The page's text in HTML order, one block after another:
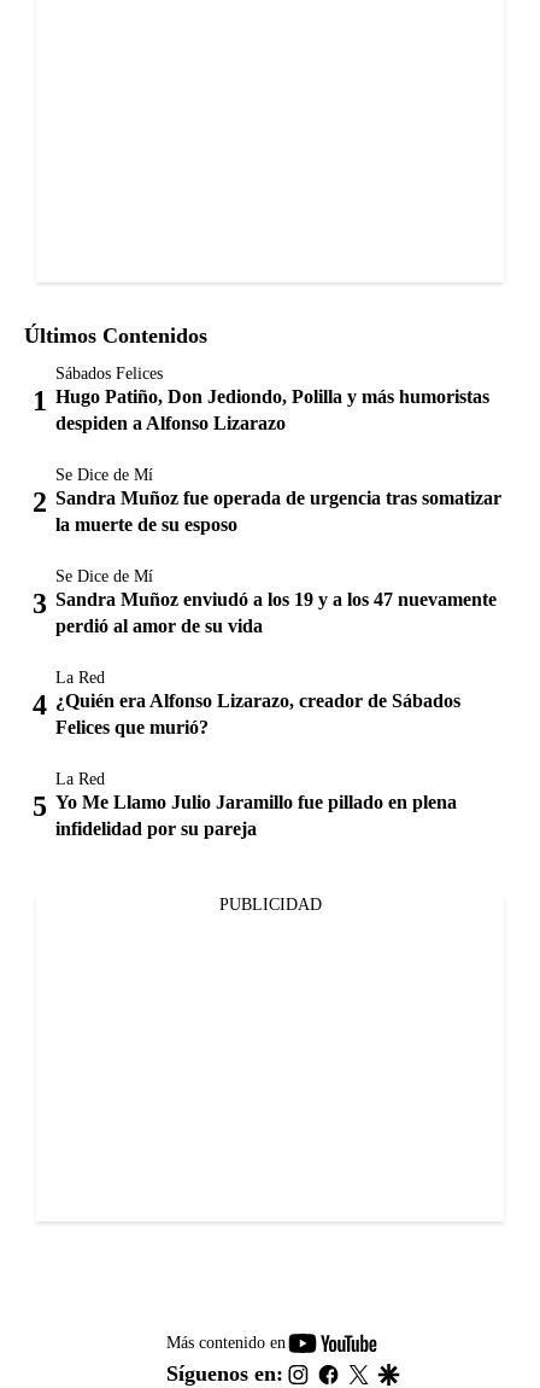
Últimos Contenidos
Sábados Felices
Hugo Patiño, Don Jediondo, Polilla y más humoristas
despiden a Alfonso Lizarazo
Se Dice de Mí
Sandra Muñoz fue operada de urgencia tras somatizar
la muerte de su esposo
Se Dice de Mí
Sandra Muñoz enviudó a los 19 y a los 47 nuevamente
perdió al amor de su vida
La Red
¿Quién era Alfonso Lizarazo, creador de Sábados
Felices que murió?
La Red
Yo Me Llamo Julio Jaramillo fue pillado en plena
infidelidad por su pareja
PUBLICIDAD
Más contenido en
youtube-
footer
Síguenos en: instagram
facebook
twitter